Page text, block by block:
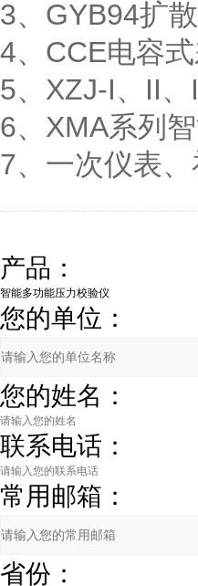
3、GYB94扩
4、CCE电容式
5、XZJ-I、II、
6、XMA系列智
7、一次仪表
产品：
您的单位：
您的姓名：
联系电话：
常用邮箱：
省份：